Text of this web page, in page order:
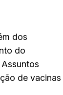
dos
do
de vacinas